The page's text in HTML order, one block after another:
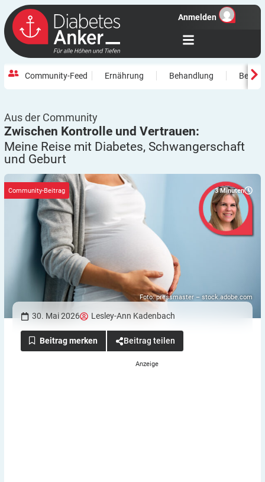
Anmelden
Community-Feed Ernährung Behandlung
Aus der Community
Zwischen Kontrolle und Vertrauen:
Meine Reise mit Diabetes, Schwangerschaft
und Geburt
3 Minuten
Foto: pressmaster – stock.adobe.com
Community-Beitrag
30. Mai 2026 Lesley-Ann Kadenbach
Beitrag teilen